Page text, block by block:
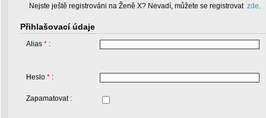
Nejste ještě registrováni na Ženě X? Nevadí, můžete se registrovat zde.
Přihlašovací údaje
Alias * :
Heslo * :
Zapamatovat :